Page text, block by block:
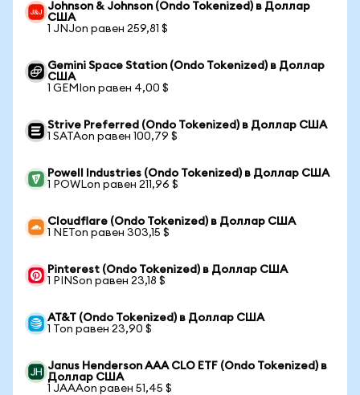
Johnson & Johnson (Ondo Tokenized) в Доллар
США
1 JNJon равен 259,81 $
Gemini Space Station (Ondo Tokenized) в Доллар
США
1 GEMIon равен 4,00 $
Strive Preferred (Ondo Tokenized) в Доллар США
1 SATAon равен 100,79 $
Powell Industries (Ondo Tokenized) в Доллар США
1 POWLon равен 211,96 $
Cloudflare (Ondo Tokenized) в Доллар США
1 NETon равен 303,15 $
Pinterest (Ondo Tokenized) в Доллар США
1 PINSon равен 23,18 $
AT&T (Ondo Tokenized) в Доллар США
1 Ton равен 23,90 $
Janus Henderson AAA CLO ETF (Ondo Tokenized) в
Доллар США
1 JAAAon равен 51,45 $